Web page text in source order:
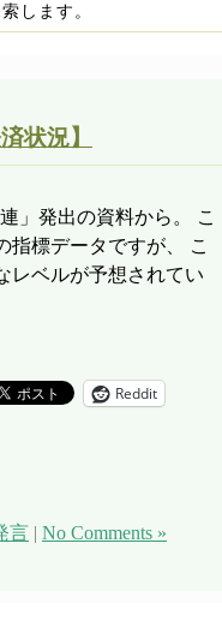
します。
状況】
」発出の資料から。 こ
指標データですが、 こ
レベルが予想されてい
Reddit
言 | No Comments »